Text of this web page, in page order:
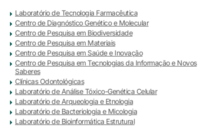
Pós-graduação
Pesquisa
Extensão
Infraestrutura e Serviços
Inovação
Sobre a ULBRA
Laboratório de Tecnologia Farmacêutica
Centro de Diagnóstico Genético e Molecular
Centro de Pesquisa em Biodiversidade
Centro de Pesquisa em Materiais
Centro de Pesquisa em Saúde e Inovação
Centro de Pesquisa em Tecnologias da Informação e Novos
Saberes
Clínicas Odontológicas
Laboratório de Análise Tóxico-Genética Celular
Laboratório de Arqueologia e Etnologia
Laboratório de Bacteriologia e Micologia
Laboratório de Bioinformática Estrutural